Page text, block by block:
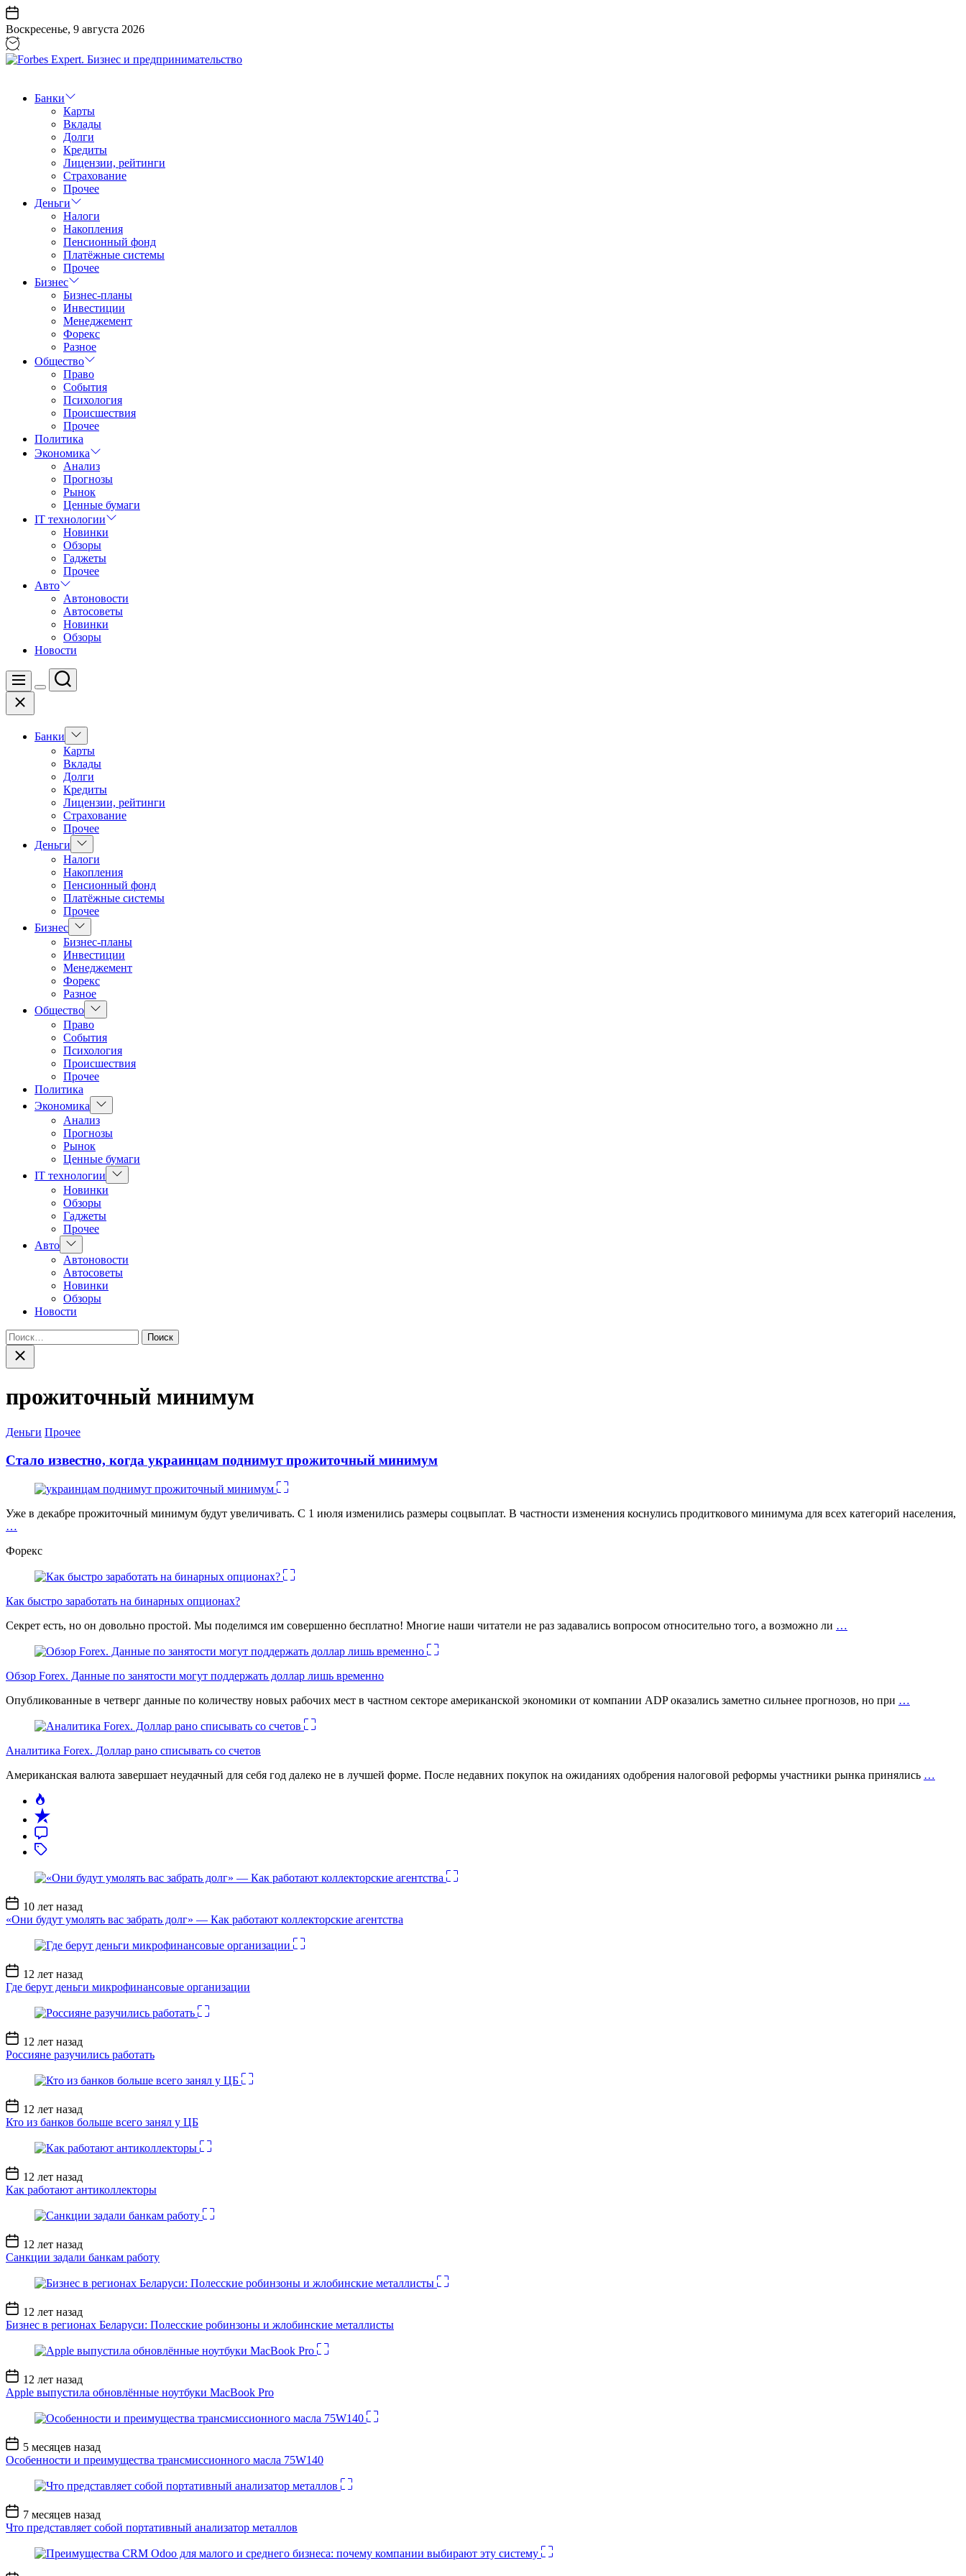
Перейти
к
содержанию
Воскресенье, 9 августа 2026
Бизнес
предпринимательство
Банки
Карты
Вклады
Долги
Кредиты
Лицензии, рейтинги
Страхование
Прочее
Деньги
Налоги
Накопления
Пенсионный фонд
Платёжные системы
Прочее
Бизнес
Бизнес-планы
Инвестиции
Менеджемент
Форекс
Разное
Общество
Право
События
Психология
Происшествия
Прочее
Политика
Экономика
Анализ
Прогнозы
Рынок
Ценные бумаги
IT технологии
Новинки
Обзоры
Гаджеты
Прочее
Авто
Автоновости
Автосоветы
Новинки
Обзоры
Новости
Меню
Цвет
Поиск
Закрыть
Банки
Показать
подменю
Карты
Вклады
Долги
Кредиты
Лицензии, рейтинги
Страхование
Прочее
Деньги
Показать
подменю
Налоги
Накопления
Пенсионный фонд
Платёжные системы
Прочее
Бизнес Показать
подменю
Бизнес-планы
Инвестиции
Менеджемент
Форекс
Разное
Общество Показать
подменю
Право
События
Психология
Происшествия
Прочее
Политика
Экономика
Показать
подменю
Анализ
Прогнозы
Рынок
Ценные бумаги
IT технологии
Показать
подменю
Новинки
Обзоры
Гаджеты
Прочее
Авто Показать
подменю
Автоновости
Автосоветы
Новинки
Обзоры
Новости
Найти:
Закрыть
поиск
прожиточный минимум
Категории
Деньги Прочее
Стало известно, когда украинцам поднимут прожиточный минимум
Уже в декабре прожиточный минимум будут увеличивать. С 1 июля изменились размеры соцвыплат. В частности изменения коснулись продиткового минимума для всех категорий населения,
…
Форекс
Как быстро заработать на бинарных опционах?
Секрет есть, но он довольно простой. Мы поделимся им совершенно бесплатно! Многие наши читатели не раз задавались вопросом относительно того, а возможно ли …
Обзор Forex. Данные по занятости могут поддержать доллар лишь временно
Опубликованные в четверг данные по количеству новых рабочих мест в частном секторе американской экономики от компании ADP оказались заметно сильнее прогнозов, но при …
Аналитика Forex. Доллар рано списывать со счетов
Американская валюта завершает неудачный для себя год далеко не в лучшей форме. После недавних покупок на ожиданиях одобрения налоговой реформы участники рынка принялись …
Дата
записи
10 лет назад
«Они будут умолять вас забрать долг» — Как работают коллекторские агентства
Дата
записи
12 лет назад
Где берут деньги микрофинансовые организации
Дата
записи
12 лет назад
Россияне разучились работать
Дата
записи
12 лет назад
Кто из банков больше всего занял у ЦБ
Дата
записи
12 лет назад
Как работают антиколлекторы
Дата
записи
12 лет назад
Санкции задали банкам работу
Дата
записи
12 лет назад
Бизнес в регионах Беларуси: Полесские робинзоны и жлобинские металлисты
Дата
записи
12 лет назад
Apple выпустила обновлённые ноутбуки MacBook Pro
Дата
записи
5 месяцев назад
Особенности и преимущества трансмиссионного масла 75W140
Дата
записи
7 месяцев назад
Что представляет собой портативный анализатор металлов